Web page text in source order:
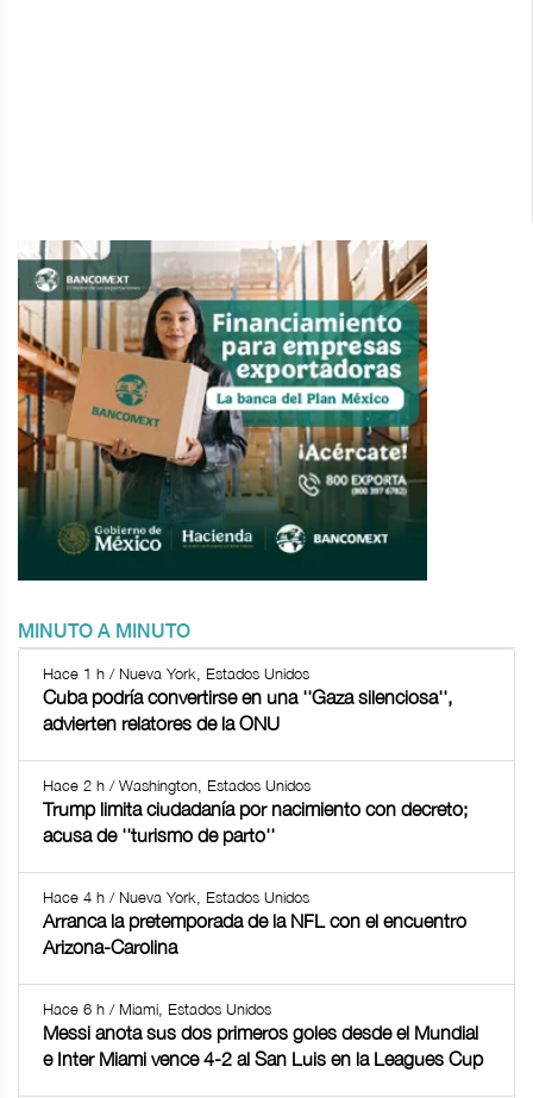
MINUTO A MINUTO
Hace 1 h / Nueva York, Estados Unidos
Cuba podría convertirse en una ''Gaza silenciosa'',
advierten relatores de la ONU
Hace 2 h / Washington, Estados Unidos
Trump limita ciudadanía por nacimiento con decreto;
acusa de ''turismo de parto''
Hace 4 h / Nueva York, Estados Unidos
Arranca la pretemporada de la NFL con el encuentro
Arizona-Carolina
Hace 6 h / Miami, Estados Unidos
Messi anota sus dos primeros goles desde el Mundial
e Inter Miami vence 4-2 al San Luis en la Leagues Cup